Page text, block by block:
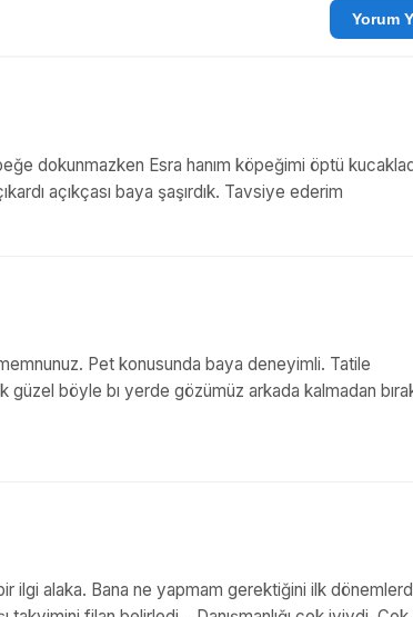
dokunmazken Esra hanım köpeğimi öptü
açıkçası baya şaşırdık. Tavsiye ederim
Pet konusunda baya deneyimli. Tatile
güzel böyle bı yerde gözümüz arkada kalmadan
ilgi alaka. Bana ne yapmam gerektiğini ilk